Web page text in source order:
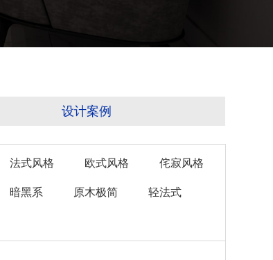
设计案例
法式风格 欧式风格 侘寂风格
暗黑系 原木极简 轻法式